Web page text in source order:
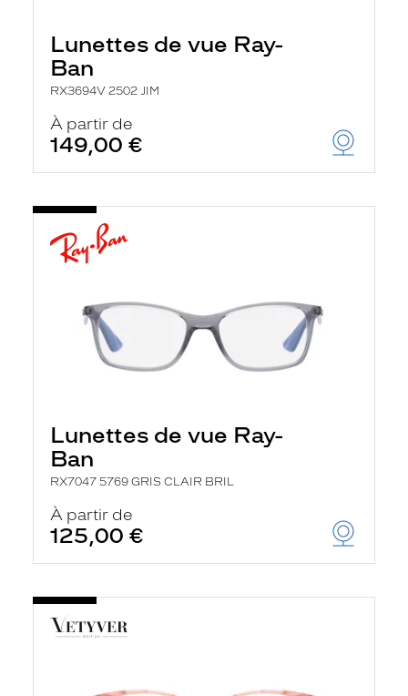
Lunettes de vue Ray-
Ban
RX3694V 2502 JIM
À partir de
149,00 €
Lunettes de vue Ray-
Ban
RX7047 5769 GRIS CLAIR BRIL
À partir de
125,00 €